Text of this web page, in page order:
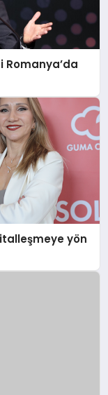
Romanya’da
yön